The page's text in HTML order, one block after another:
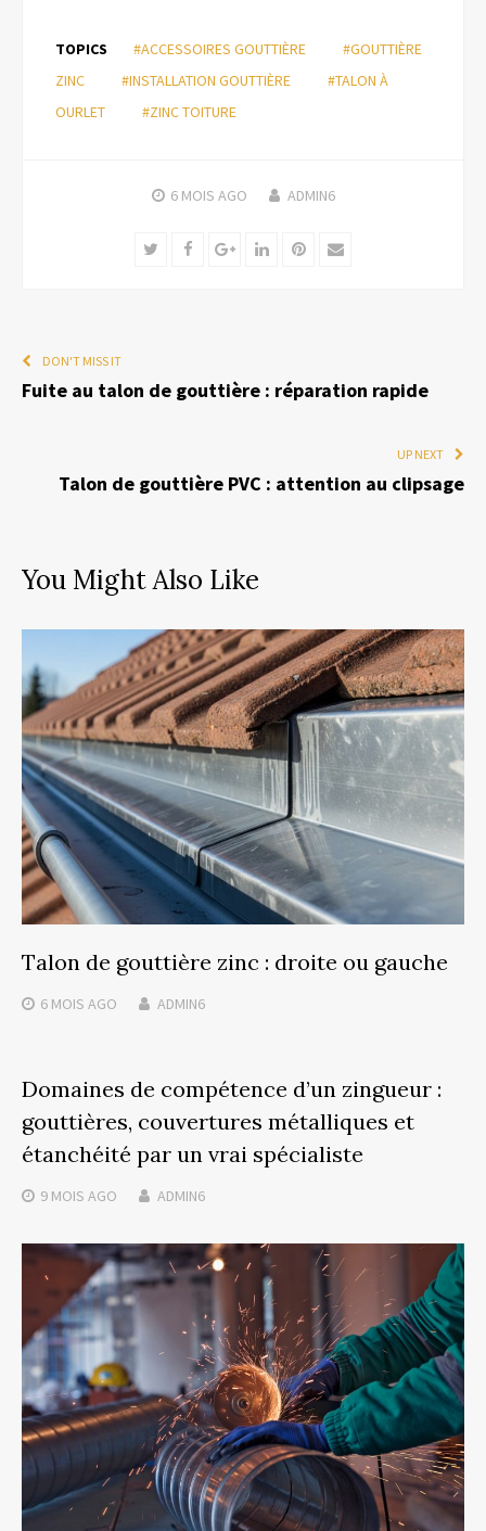
TOPICS #ACCESSOIRES GOUTTIÈRE
#GOUTTIÈRE
ZINC
#INSTALLATION GOUTTIÈRE
#TALON À
OURLET
#ZINC TOITURE
6 MOIS AGO ADMIN6
TwitterFacebookGoogle+LinkedInPinterest
Email
DON'T MISS IT
Fuite au talon de gouttière : réparation rapide
UP NEXT
Talon de gouttière PVC : attention au clipsage
You Might Also Like
Talon de gouttière zinc : droite ou gauche
6 MOIS AGO ADMIN6
Domaines de compétence d’un zingueur :
gouttières, couvertures métalliques et
étanchéité par un vrai spécialiste
9 MOIS AGO ADMIN6